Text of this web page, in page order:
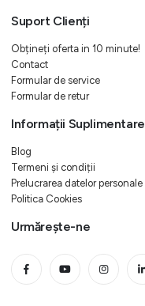
Suport Clienți
Obțineți oferta in 10 minute!
Contact
Formular de service
Formular de retur
Informații Suplimentare
Blog
Termeni și condiții
Prelucrarea datelor personale
Politica Cookies
Urmărește-ne